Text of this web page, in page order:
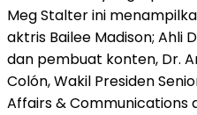
Meg Stalter ini
aktris Bailee Madison; Ahli
dan pembuat konten, Dr.
Colón, Wakil Presiden
Affairs & Communications